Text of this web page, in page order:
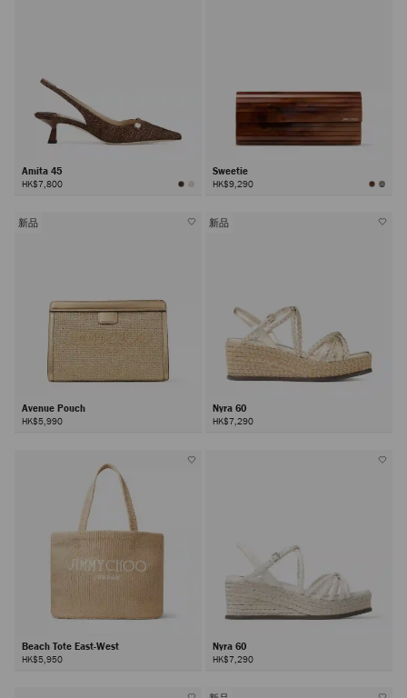
Amita 45
HK$7,800
Sweetie
HK$9,290
新品
Avenue Pouch
HK$5,990
新品
Nyra 60
HK$7,290
Beach Tote East-West
HK$5,950
Nyra 60
HK$7,290